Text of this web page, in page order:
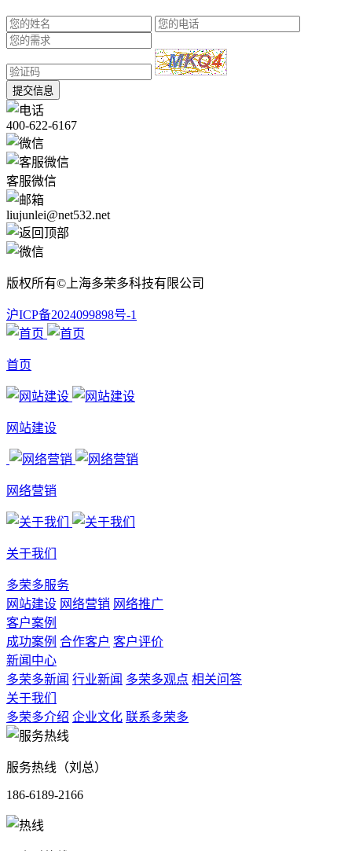
提交信息
400-622-6167
客服微信
liujunlei@net532.net
版权所有©上海多荣多科技有限公司
沪ICP备2024099898号-1
首页
网站建设
网络营销
关于我们
多荣多服务
网站建设 网络营销 网络推广
客户案例
成功案例 合作客户 客户评价
新闻中心
多荣多新闻 行业新闻 多荣多观点 相关问答
关于我们
多荣多介绍 企业文化 联系多荣多
服务热线（刘总）
186-6189-2166